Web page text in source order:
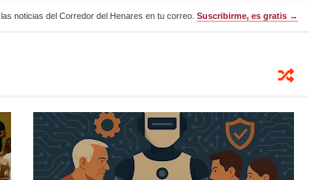
noticias del Corredor del Henares en tu correo. Suscribirme, es gratis →